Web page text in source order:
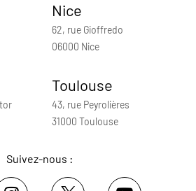
Nice
62, rue Gioffredo
06000 Nice
Toulouse
43, rue Peyrolières
31000 Toulouse
Suivez-nous :